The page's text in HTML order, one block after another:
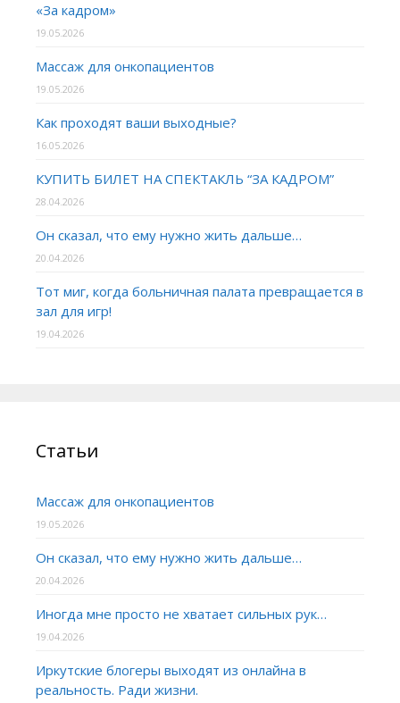
«За кадром»
19.05.2026
Массаж для онкопациентов
19.05.2026
Как проходят ваши выходные?
16.05.2026
КУПИТЬ БИЛЕТ НА СПЕКТАКЛЬ “ЗА КАДРОМ”
28.04.2026
Он сказал, что ему нужно жить дальше…
20.04.2026
Тот миг, когда больничная палата превращается в
зал для игр!
19.04.2026
Статьи
Массаж для онкопациентов
19.05.2026
Он сказал, что ему нужно жить дальше…
20.04.2026
Иногда мне просто не хватает сильных рук…
19.04.2026
Иркутские блогеры выходят из онлайна в
реальность. Ради жизни.